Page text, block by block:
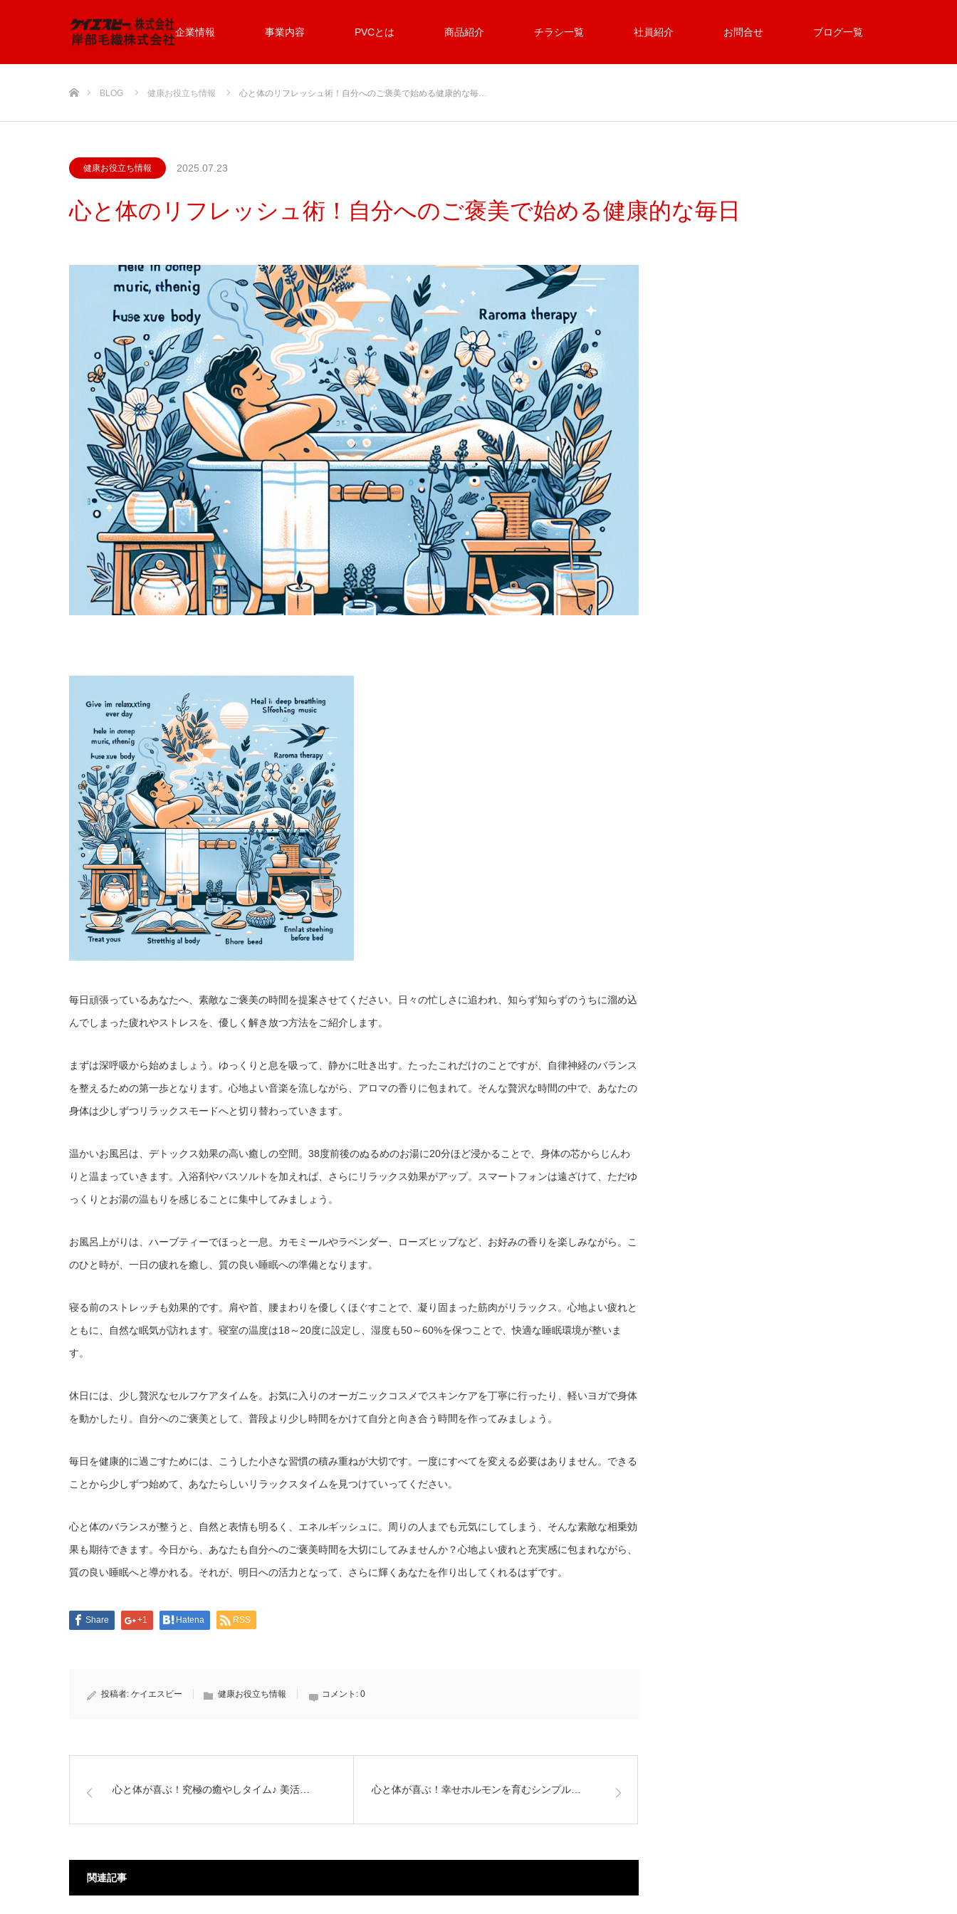
企業情報 事業内容 PVCとは 商品紹介 チラシ一覧 社員紹介 お問合せ ブログ一覧
BLOG 健康お役立ち情報 心と体のリフレッシュ術！自分へのご褒美で始める健康的な毎…
健康お役立ち情報 2025.07.23
心と体のリフレッシュ術！自分へのご褒美で始める健康的な毎日
毎日頑張っているあなたへ、素敵なご褒美の時間を提案させてください。日々の忙しさに追われ、知らず知らずのうちに溜め込
んでしまった疲れやストレスを、優しく解き放つ方法をご紹介します。
まずは深呼吸から始めましょう。ゆっくりと息を吸って、静かに吐き出す。たったこれだけのことですが、自律神経のバランス
を整えるための第一歩となります。心地よい音楽を流しながら、アロマの香りに包まれて。そんな贅沢な時間の中で、あなたの
身体は少しずつリラックスモードへと切り替わっていきます。
温かいお風呂は、デトックス効果の高い癒しの空間。38度前後のぬるめのお湯に20分ほど浸かることで、身体の芯からじんわ
りと温まっていきます。入浴剤やバスソルトを加えれば、さらにリラックス効果がアップ。スマートフォンは遠ざけて、ただゆ
っくりとお湯の温もりを感じることに集中してみましょう。
お風呂上がりは、ハーブティーでほっと一息。カモミールやラベンダー、ローズヒップなど、お好みの香りを楽しみながら。こ
のひと時が、一日の疲れを癒し、質の良い睡眠への準備となります。
寝る前のストレッチも効果的です。肩や首、腰まわりを優しくほぐすことで、凝り固まった筋肉がリラックス。心地よい疲れと
ともに、自然な眠気が訪れます。寝室の温度は18～20度に設定し、湿度も50～60%を保つことで、快適な睡眠環境が整いま
す。
休日には、少し贅沢なセルフケアタイムを。お気に入りのオーガニックコスメでスキンケアを丁寧に行ったり、軽いヨガで身体
を動かしたり。自分へのご褒美として、普段より少し時間をかけて自分と向き合う時間を作ってみましょう。
毎日を健康的に過ごすためには、こうした小さな習慣の積み重ねが大切です。一度にすべてを変える必要はありません。できる
ことから少しずつ始めて、あなたらしいリラックスタイムを見つけていってください。
心と体のバランスが整うと、自然と表情も明るく、エネルギッシュに。周りの人までも元気にしてしまう、そんな素敵な相乗効
果も期待できます。今日から、あなたも自分へのご褒美時間を大切にしてみませんか？心地よい疲れと充実感に包まれながら、
質の良い睡眠へと導かれる。それが、明日への活力となって、さらに輝くあなたを作り出してくれるはずです。
Share +1 Hatena RSS
投稿者: ケイエスビー 健康お役立ち情報 コメント: 0
心と体が喜ぶ！究極の癒やしタイム♪ 美活… 心と体が喜ぶ！幸せホルモンを育むシンプル…
関連記事